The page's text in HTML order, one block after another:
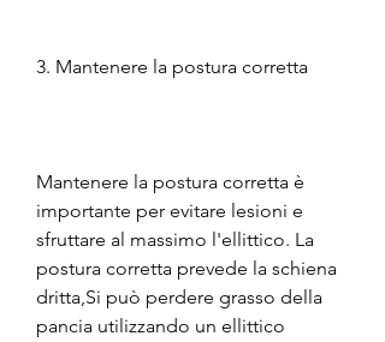
3. Mantenere la postura corretta
Mantenere la postura corretta è
importante per evitare lesioni e
sfruttare al massimo l'ellittico. La
postura corretta prevede la schiena
dritta,Si può perdere grasso della
pancia utilizzando un ellittico